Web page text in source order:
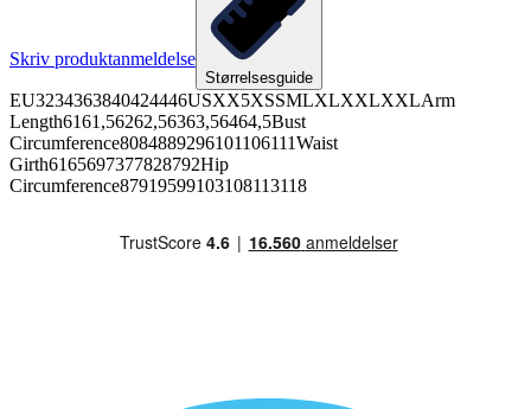
Skriv produktanmeldelse
Størrelsesguide
EU3234363840424446USXX5XSSMLXLXXLXXLArm
Length6161,56262,56363,56464,5Bust
Circumference8084889296101106111Waist
Girth6165697377828792Hip
Circumference87919599103108113118